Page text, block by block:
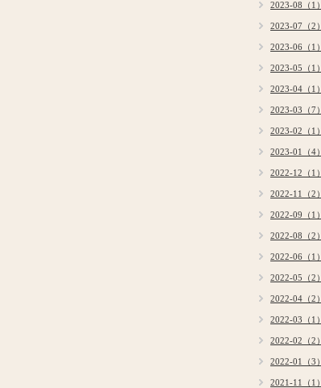
2023-08（1）
2023-07（2）
2023-06（1）
2023-05（1）
2023-04（1）
2023-03（7）
2023-02（1）
2023-01（4）
2022-12（1）
2022-11（2）
2022-09（1）
2022-08（2）
2022-06（1）
2022-05（2）
2022-04（2）
2022-03（1）
2022-02（2）
2022-01（3）
2021-11（1）